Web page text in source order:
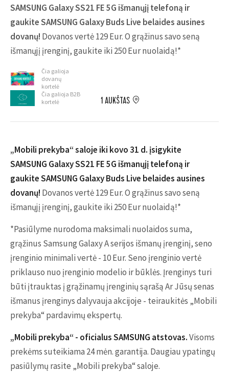
SAMSUNG Galaxy SS21 FE 5G išmanųjį telefoną ir
gaukite SAMSUNG Galaxy Buds Live belaides ausines
dovanų! Dovanos vertė 129 Eur. O grąžinus savo seną
išmanųjį įrenginį, gaukite iki 250 Eur nuolaidą!*
Čia galioja
dovanų
kortelė
Čia galioja B2B
kortelė
1 AUKŠTAS
„Mobili prekyba“ saloje iki kovo 31 d. įsigykite
SAMSUNG Galaxy SS21 FE 5G išmanųjį telefoną ir
gaukite SAMSUNG Galaxy Buds Live belaides ausines
dovanų! Dovanos vertė 129 Eur. O grąžinus savo seną
išmanųjį įrenginį, gaukite iki 250 Eur nuolaidą!*
*Pasiūlyme nurodoma maksimali nuolaidos suma,
grąžinus Samsung Galaxy A serijos išmanų įrenginį, seno
įrenginio minimali vertė - 10 Eur. Seno įrenginio vertė
priklauso nuo įrenginio modelio ir būklės. Įrenginys turi
būti įtrauktas į grąžinamų įrenginių sąrašą Ar Jūsų senas
išmanus įrenginys dalyvauja akcijoje - teiraukitės „Mobili
prekyba“ pardavimų ekspertų.
„Mobili prekyba“ - oficialus SAMSUNG atstovas.Visoms
prekėms suteikiama 24 mėn. garantija. Daugiau ypatingų
pasiūlymų rasite „Mobili prekyba“ saloje.